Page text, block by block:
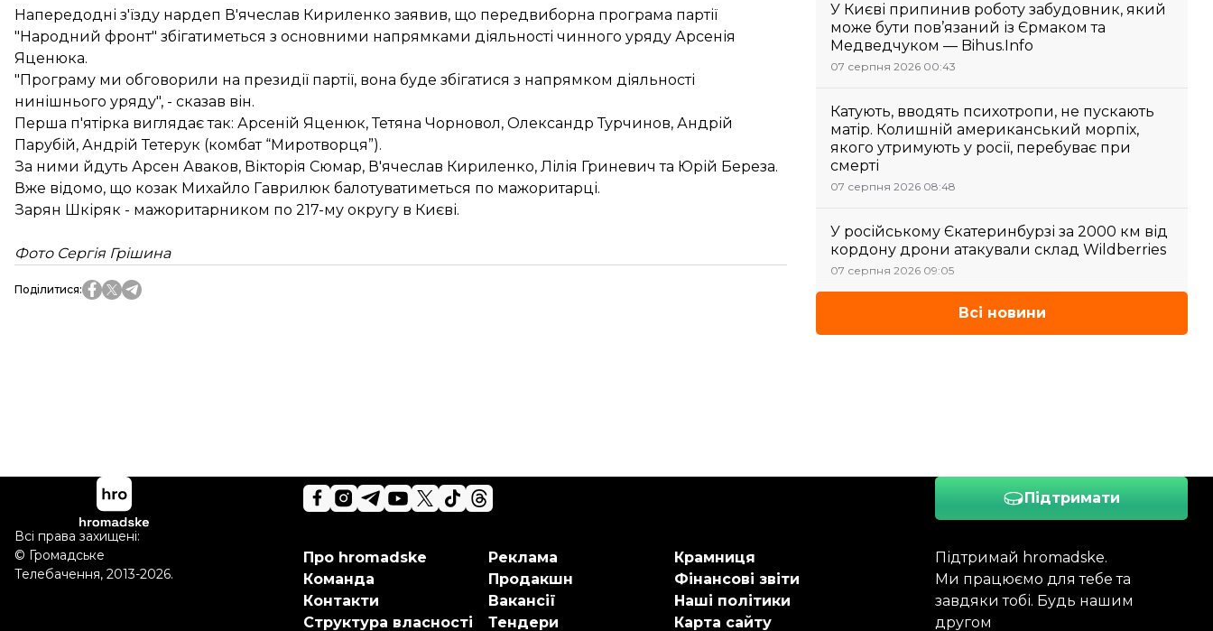
Напередодні з'їзду нардеп В'ячеслав Кириленко заявив, що передвиборна програма партії
"Народний фронт" збігатиметься з основними напрямками діяльності чинного уряду Арсенія
Яценюка.
"Програму ми обговорили на президії партії, вона буде збігатися з напрямком діяльності
нинішнього уряду", - сказав він.
Перша п'ятірка виглядає так: Арсеній Яценюк, Тетяна Чорновол, Олександр Турчинов, Андрій
Парубій, Андрій Тетерук (комбат “Миротворця”).
За ними йдуть Арсен Аваков, Вікторія Сюмар, В'ячеслав Кириленко, Лілія Гриневич та Юрій Береза.
Вже відомо, що козак Михайло Гаврилюк балотуватиметься по мажоритарці.
Зарян Шкіряк - мажоритарником по 217-му округу в Києві.
Фото Сергія Грішина
Поділитися:
У Києві припинив роботу забудовник, який
може бути пов’язаний із Єрмаком та
Медведчуком — Bihus.Info
07 серпня 2026 00:43
Катують, вводять психотропи, не пускають
матір. Колишній американський морпіх,
якого утримують у росії, перебуває при
смерті
07 серпня 2026 08:48
У російському Єкатеринбурзі за 2000 км від
кордону дрони атакували склад Wildberries
07 серпня 2026 09:05
Всі новини
Підтримати
Підтримай hromadske.
Ми працюємо для тебе та
завдяки тобі. Будь нашим
другом
Про hromadske
Команда
Контакти
Структура власності
Реклама
Продакшн
Вакансії
Тендери
Крамниця
Фінансові звіти
Наші політики
Карта сайту
Всі права захищені:
© Громадське
Телебачення, 2013-2026.